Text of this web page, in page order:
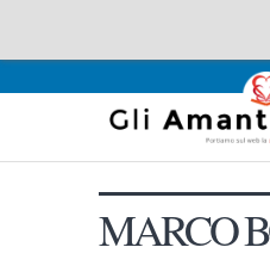
Recensioni
Interviste & Incontri
MARCO